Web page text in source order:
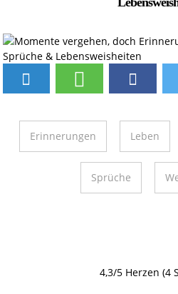
Erinnerungen Leben
Sprüche
4,3/5 Herzen (4